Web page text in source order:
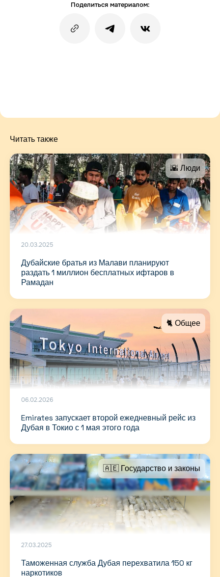
Поделиться материалом:
Читать также
🌇 Люди
20.03.2025
Дубайские братья из Малави планируют
раздать 1 миллион бесплатных ифтаров в
Рамадан
🐈 Общее
06.02.2026
Emirates запускает второй ежедневный рейс из
Дубая в Токио с 1 мая этого года
🇦🇪 Государство и законы
27.03.2025
Таможенная служба Дубая перехватила 150 кг
наркотиков